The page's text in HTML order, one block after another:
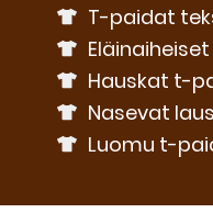
T-paidat
Hauskat t-
Nasevat
Luomu t-